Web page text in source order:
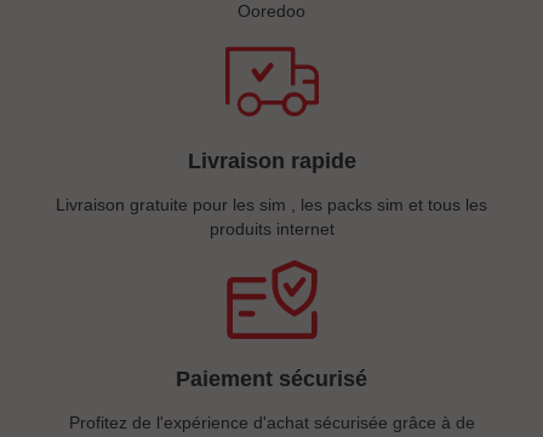
Ooredoo
Livraison rapide
Livraison gratuite pour les sim , les packs sim et tous les
produits internet
Paiement sécurisé
Profitez de l'expérience d'achat sécurisée grâce à de